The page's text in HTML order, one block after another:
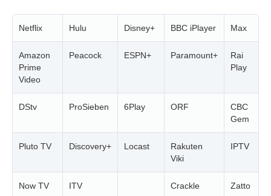
Netflix Hulu Disney+ BBC iPlayer Max
Amazon
Prime
Video
Peacock ESPN+ Paramount+
Rai
Play
DStv ProSieben 6Play ORF
CBC
Gem
Pluto TV Discovery+ Locast
Rakuten
Viki
IPTV
Now TV ITV Crackle Zatto